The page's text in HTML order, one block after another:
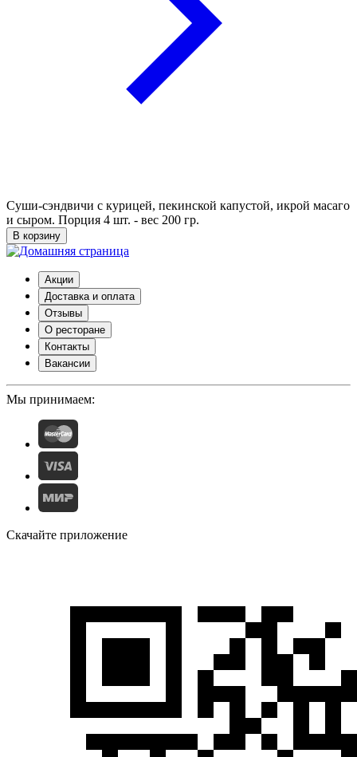
Суши-сэндвичи с курицей, пекинской капустой, икрой масаго
и сыром. Порция 4 шт. - вес 200 гр.
В корзину
Акции
Доставка и оплата
Отзывы
О ресторане
Контакты
Вакансии
Мы принимаем:
Скачайте приложение